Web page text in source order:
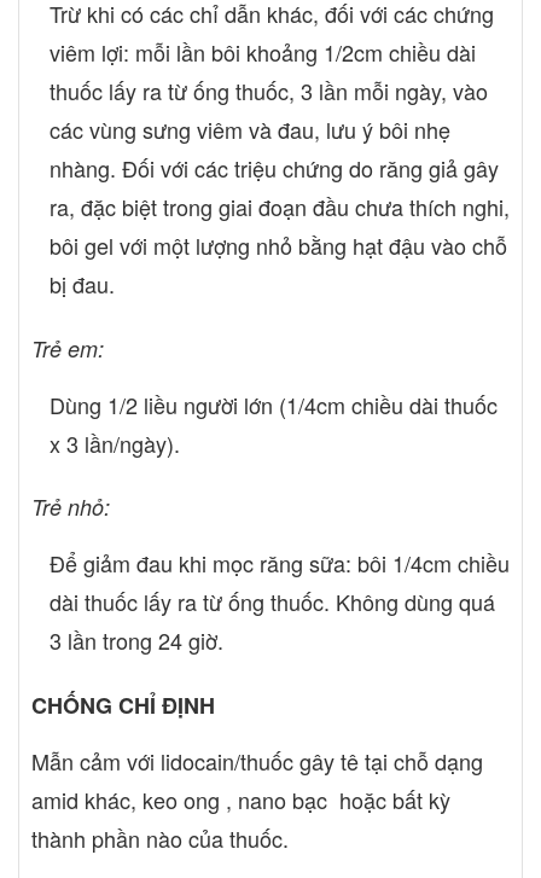
Trừ khi có các chỉ dẫn khác, đối với các chứng
viêm lợi: mỗi lần bôi khoảng 1/2cm chiều dài
thuốc lấy ra từ ống thuốc, 3 lần mỗi ngày, vào
các vùng sưng viêm và đau, lưu ý bôi nhẹ
nhàng. Đối với các triệu chứng do răng giả gây
ra, đặc biệt trong giai đoạn đầu chưa thích nghi,
bôi gel với một lượng nhỏ bằng hạt đậu vào chỗ
bị đau.
Trẻ em:
Dùng 1/2 liều người lớn (1/4cm chiều dài thuốc
x 3 lần/ngày).
Trẻ nhỏ:
Để giảm đau khi mọc răng sữa: bôi 1/4cm chiều
dài thuốc lấy ra từ ống thuốc. Không dùng quá
3 lần trong 24 giờ.
CHỐNG CHỈ ĐỊNH
Mẫn cảm với lidocain/thuốc gây tê tại chỗ dạng
amid khác, keo ong , nano bạc hoặc bất kỳ
thành phần nào của thuốc.